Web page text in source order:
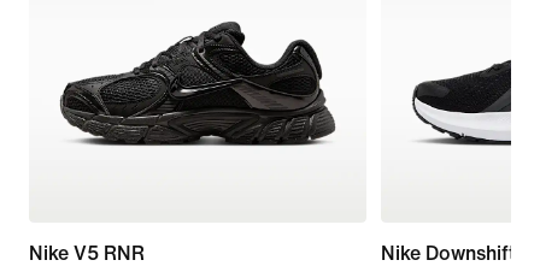
Nike V5 RNR
Nike Downshifter